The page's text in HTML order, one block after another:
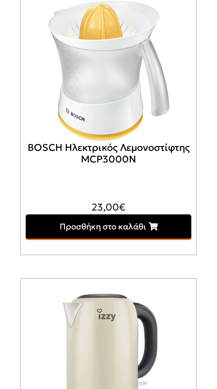
BOSCH Ηλεκτρικός Λεμονοστίφτης
MCP3000N
23,00€
Προσθήκη στο καλάθι